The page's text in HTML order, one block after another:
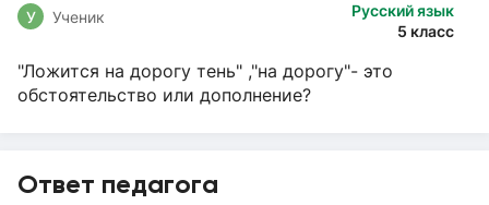
Русский язык
5 класс
У Ученик
"Ложится на дорогу тень" ,"на дорогу"- это
обстоятельство или дополнение?
Ответ педагога